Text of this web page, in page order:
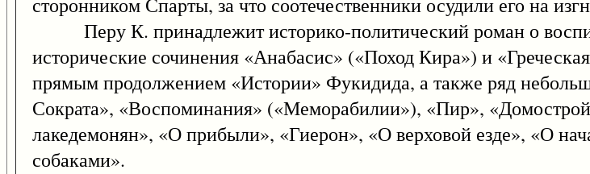
Перу К. принадлежит историко-политический роман о
исторические сочинения «Анабасис» («Поход Кира») и
прямым продолжением «Истории» Фукидида, а также ряд
Сократа», «Воспоминания» («Меморабилии»), «Пир»,
лакедемонян», «О прибыли», «Гиерон», «О верховой езде», «О
собаками».